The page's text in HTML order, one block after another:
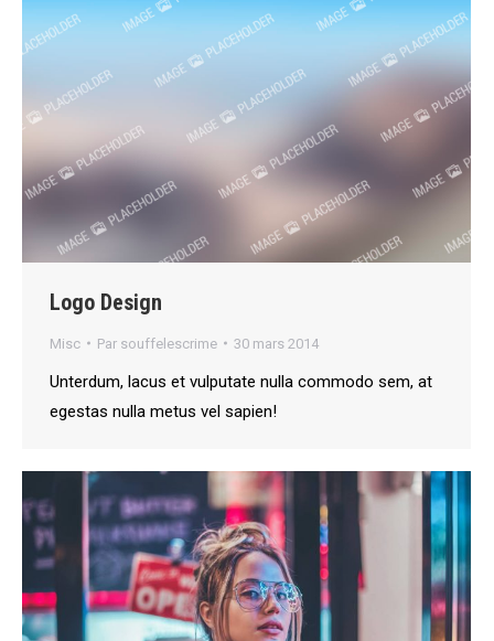
Logo Design
Misc Par souffelescrime 30 mars 2014
Unterdum, lacus et vulputate nulla commodo sem, at
egestas nulla metus vel sapien!